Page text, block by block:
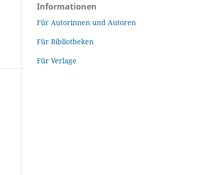
Informationen
Für Autorinnen und Autoren
Für Bibliotheken
Für Verlage